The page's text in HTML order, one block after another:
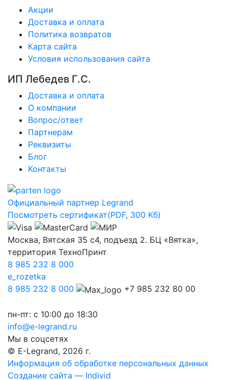
Акции
Доставка и оплата
Политика возвратов
Карта сайта
Условия использования сайта
ИП Лебедев Г.С.
Доставка и оплата
О компании
Вопрос/ответ
Партнерам
Реквизиты
Блог
Контакты
Официальный партнер Legrand
Посмотреть сертификат(PDF, 300 Kб)
Москва, Вятская 35 с4, подъезд 2. БЦ «Вятка»,
территория ТехноПринт
8 985 232 8 000
e_rozetka
8 985 232 8 000
+7 985 232 80 00
пн-пт: с 10:00 до 18:30
info@e-legrand.ru
Мы в соцсетях
© E-Legrand, 2026 г.
Информация об обработке персональных данных
Создание сайта — Individ